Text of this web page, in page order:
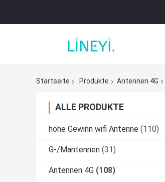
Startseite
Produkte Antennen 4G
ALLE PRODUKTE
hohe Gewinn wifi Antenne (110)
G-/Mantennen (31)
Antennen 4G (108)